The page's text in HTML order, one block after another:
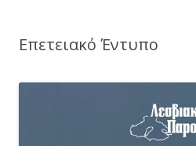
Επετειακό Έντυπο